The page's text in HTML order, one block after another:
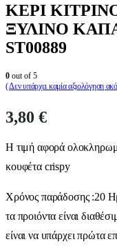
ΚΕΡΙ
ΞΥΛΙΝΟ
ST00889
0 out of 5
( Δεν υπάρχει καμία αξιολόγηση
3,80 €
Η τιμή αφορά
κουφέτα crispy
Χρόνος παράδοσης :20
τα προιόντα είναι
είναι να υπάρχει πρώτα